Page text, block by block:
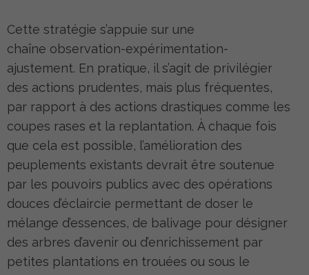
Cette stratégie s’appuie sur une
chaîne observation-expérimentation-
ajustement. En pratique, il s’agit de privilégier
des actions prudentes, mais plus fréquentes,
par rapport à des actions drastiques comme les
coupes rases et la replantation. À chaque fois
que cela est possible, l’amélioration des
peuplements existants devrait être soutenue
par les pouvoirs publics avec des opérations
douces d’éclaircie permettant de doser le
mélange d’essences, de balivage pour désigner
des arbres d’avenir ou d’enrichissement par
petites plantations en trouées ou sous le